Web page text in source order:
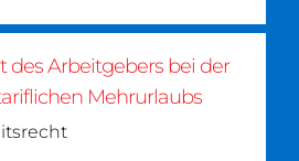
des Arbeitgebers bei der
Mehrurlaubs